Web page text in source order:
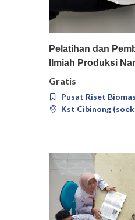
Pilih
Pelatihan dan
Ilmiah Produksi
Gratis
Pusat Riset
Kst Cibinong